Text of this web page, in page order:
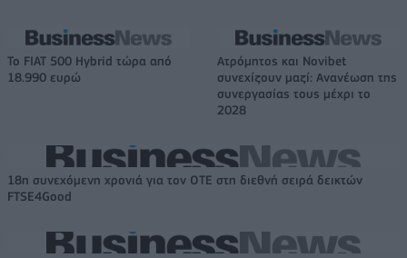
Το FIAT 500 Hybrid τώρα από
18.990 ευρώ
Ατρόμητος και Novibet
συνεχίζουν μαζί: Ανανέωση της
συνεργασίας τους μέχρι το
2028
18η συνεχόμενη χρονιά για τον ΟΤΕ στη διεθνή σειρά δεικτών
FTSE4Good